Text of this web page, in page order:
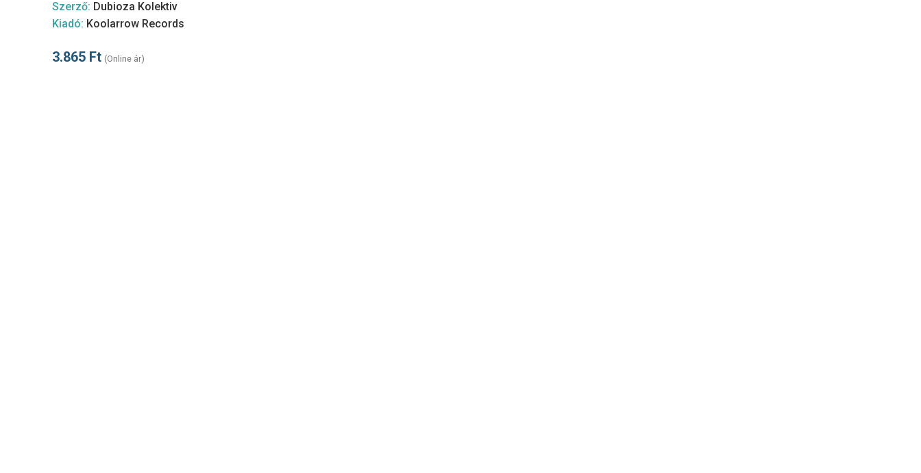
Szerző: Dubioza Kolektiv
Kiadó: Koolarrow Records
3.865 Ft (Online ár)